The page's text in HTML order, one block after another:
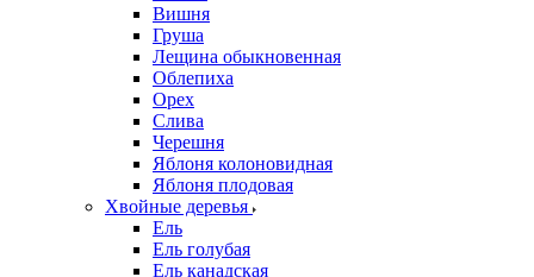
Вишня
Груша
Лещина обыкновенная
Облепиха
Орех
Слива
Черешня
Яблоня колоновидная
Яблоня плодовая
Хвойные деревья
Ель
Ель голубая
Ель канадская